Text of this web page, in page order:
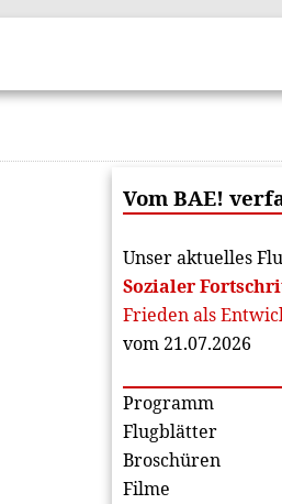
Vom BAE!
Unser aktuelles
Sozialer
Frieden als
vom 21.07.2026
Programm
Flugblätter
Broschüren
Filme